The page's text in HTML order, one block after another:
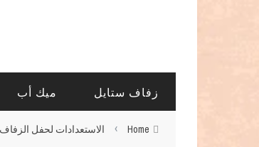
زفاف ستايل ميك أب
Home
› الاستعدادات لحفل الزفاف